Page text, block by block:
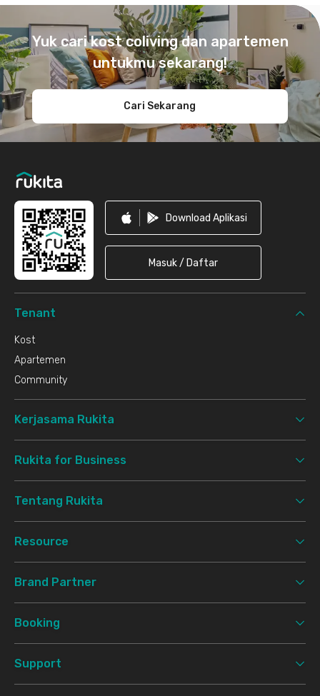
Yuk cari kost coliving dan apartemen
untukmu sekarang!
Cari Sekarang
Download Aplikasi
Masuk / Daftar
Tenant
Kost
Apartemen
Community
Kerjasama Rukita
Rukita for Business
Tentang Rukita
Resource
Brand Partner
Booking
Support